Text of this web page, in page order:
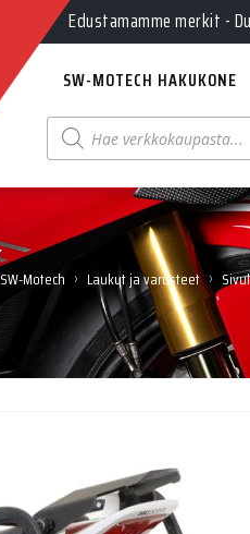
Edustamamme merkit -
SW-MOTECH HAKUKONE
Products
search
SW-Motech › Laukut ja varusteet ›